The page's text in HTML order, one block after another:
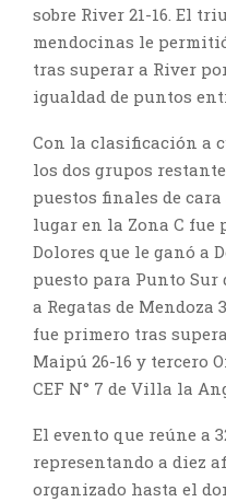
sobre River 21-16. El
mendocinas le
tras superar a River
igualdad de puntos
Con la clasificación a
los dos grupos
puestos finales de
lugar en la Zona C fue
Dolores que le ganó a
puesto para Punto Sur
a Regatas de Mendoza
fue primero tras
Maipú 26-16 y tercero
CEF N° 7 de Villa la
El evento que reúne a
representando a diez
organizado hasta el